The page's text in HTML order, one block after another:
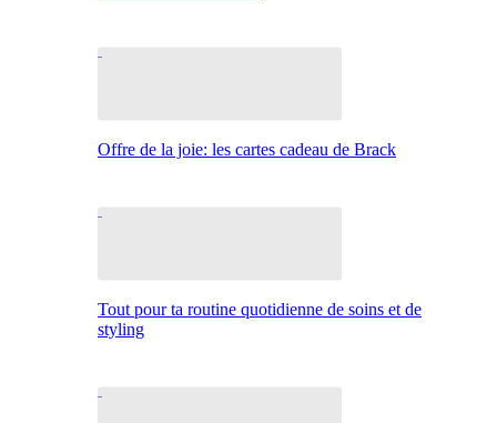
Offre de la joie: les cartes cadeau de Brack
Tout pour ta routine quotidienne de soins et de
styling